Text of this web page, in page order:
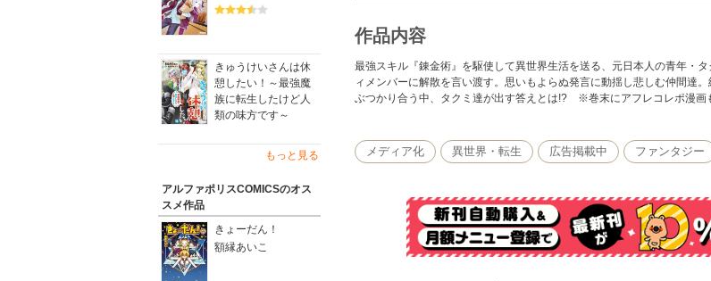
きゅうけいさんは休
憩したい！～最強魔
族に転生したけど人
類の味方です～
もっと見る
アルファポリスCOMICSのオス
スメ作品
きょーだん！
額縁あいこ
作品内容
最強スキル『錬金術』を駆使して異世界生活を送る、元日本人の青年・
ィメンバーに解散を言い渡す。思いもよらぬ発言に動揺し悲しむ仲間
ぶつかり合う中、タクミ達が出す答えとは!? ※巻末にアフレコレポ漫画
メディア化 異世界・転生 広告掲載中 ファンタジー